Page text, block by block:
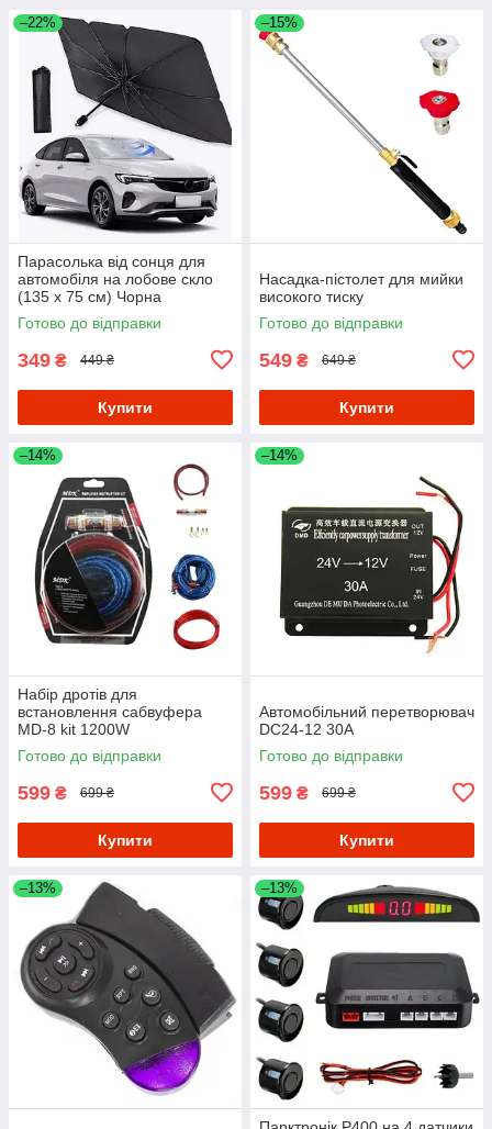
–22%
Парасолька від сонця для
автомобіля на лобове скло
(135 х 75 см) Чорна
Готово до відправки
349 ₴ 449 ₴
Купити
–15%
Насадка-пістолет для мийки
високого тиску
Готово до відправки
549 ₴ 649 ₴
Купити
–14%
Набір дротів для
встановлення сабвуфера
MD-8 kit 1200W
Готово до відправки
599 ₴ 699 ₴
Купити
–14%
Автомобільний перетворювач
DC24-12 30A
Готово до відправки
599 ₴ 699 ₴
Купити
–13% –13%